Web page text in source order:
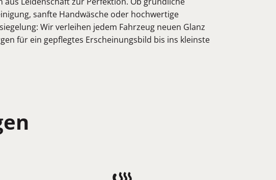
sanfte Handwäsche oder hochwertige
Wir verleihen jedem Fahrzeug neuen Glanz
für ein gepflegtes Erscheinungsbild bis ins kleinste